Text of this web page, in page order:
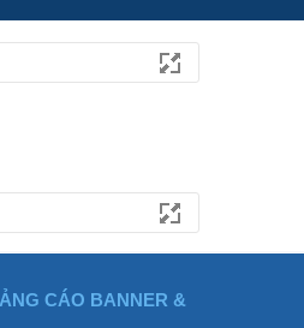
CÁO BANNER &